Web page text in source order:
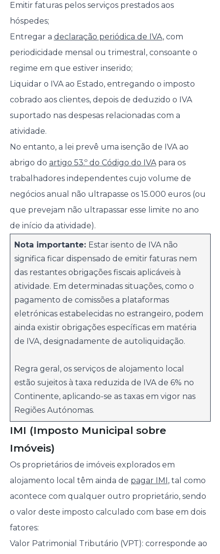
Emitir faturas pelos serviços prestados aos
hóspedes;
Entregar a declaração periódica de IVA, com
periodicidade mensal ou trimestral, consoante o
regime em que estiver inserido;
Liquidar o IVA ao Estado, entregando o imposto
cobrado aos clientes, depois de deduzido o IVA
suportado nas despesas relacionadas com a
atividade.
No entanto, a lei prevê uma isenção de IVA ao
abrigo do artigo 53.º do Código do IVApara os
trabalhadores independentes cujo volume de
negócios anual não ultrapasse os 15.000 euros (ou
que prevejam não ultrapassar esse limite no ano
de início da atividade).
Nota importante: Estar isento de IVA não
significa ficar dispensado de emitir faturas nem
das restantes obrigações fiscais aplicáveis à
atividade. Em determinadas situações, como o
pagamento de comissões a plataformas
eletrónicas estabelecidas no estrangeiro, podem
ainda existir obrigações específicas em matéria
de IVA, designadamente de autoliquidação.
Regra geral, os serviços de alojamento local
estão sujeitos à taxa reduzida de IVA de 6% no
Continente, aplicando-se as taxas em vigor nas
Regiões Autónomas.
IMI (Imposto Municipal sobre
Imóveis)
Os proprietários de imóveis explorados em
alojamento local têm ainda de pagar IMI , tal como
acontece com qualquer outro proprietário, sendo
o valor deste imposto calculado com base em dois
fatores:
Valor Patrimonial Tributário (VPT): corresponde ao